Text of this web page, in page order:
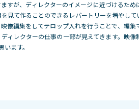
すが、ディレクターのイメージに近づけるため
見て作ることのできるレパートリーを増やして
像編集をしてテロップ入れを行うことで、編集
ィレクターの仕事の一部が見えてきます。映像
ます。